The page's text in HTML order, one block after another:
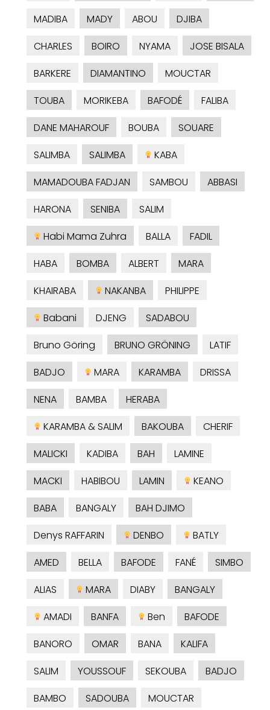
MADIBA MADY ABOU
DJIBA
CHARLES
BOIRO NYAMA
JOSE BISALA
BARKERE
DIAMANTINO
MOUCTAR
TOUBA
MORIKEBA BAFODÉ
FALIBA
DANE MAHAROUF
BOUBA
SOUARE
SALIMBA
SALIMBA
KABA
MAMADOUBA FADJAN
SAMBOU
ABBASI
HARONA
SENIBA
SALIM
Habi Mama Zuhra
BALLA
FADIL
HABA
BOMBA ALBERT
MARA
KHAIRABA
NAKANBA
PHILIPPE
Babani
DJENG
SADABOU
Bruno Göring
BRUNO GRÖNING
LATIF
BADJO
MARA KARAMBA
DRISSA
NENA
BAMBA
HERABA
KARAMBA & SALIM
BAKOUBA
CHERIF
MALICKI
KADIBA BAH
LAMINE
MACKI
HABIBOU LAMIN
KEANO
BABA
BANGALY
BAH DJIMO
Denys RAFFARIN
DENBO
BATLY
AMED
BELLA BAFODE FANÉ
SIMBO
ALIAS
MARA DIABY
BANGALY
AMADI
BANFA Ben
BAFODE
BANORO
OMAR BANA
KALIFA
SALIM
YOUSSOUF SEKOUBA
BADJO
BAMBO
SADOUBA
MOUCTAR